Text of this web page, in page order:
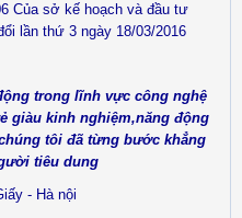
Của sở kế hoạch và đầu tư
lần thứ 3 ngày 18/03/2016
trong lĩnh vực công nghệ
giàu kinh nghiệm,năng động
tôi đã từng bước khẳng
tiêu dung
- Hà nội